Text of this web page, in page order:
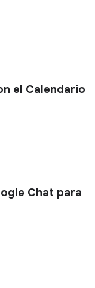
el Calendario
Chat para